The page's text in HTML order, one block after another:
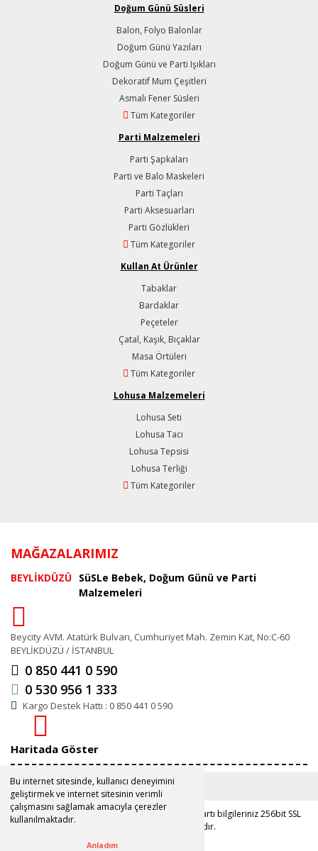
Bu internet sitesinde, kullanıcı deneyimini
geliştirmek ve internet sitesinin verimli
çalışmasını sağlamak amacıyla çerezler
kullanılmaktadır.
Anladım
Doğum Günü Süsleri
Balon, Folyo Balonlar
Doğum Günü Yazıları
Doğum Günü ve Parti Işıkları
Dekoratif Mum Çeşitleri
Asmalı Fener Süsleri
Tüm Kategoriler
Parti Malzemeleri
Parti Şapkaları
Parti ve Balo Maskeleri
Parti Taçları
Parti Aksesuarları
Parti Gözlükleri
Tüm Kategoriler
Kullan At Ürünler
Tabaklar
Bardaklar
Peçeteler
Çatal, Kaşık, Bıçaklar
Masa Örtüleri
Tüm Kategoriler
Lohusa Malzemeleri
Lohusa Seti
Lohusa Tacı
Lohusa Tepsisi
Lohusa Terliği
Tüm Kategoriler
MAĞAZALARIMIZ
BEYLİKDÜZÜ SüSLe Bebek, Doğum Günü ve Parti
Malzemeleri
Beycity AVM. Atatürk Bulvarı, Cumhuriyet Mah. Zemin Kat, No:C-60
BEYLİKDÜZÜ / İSTANBUL
0 850 441 0 590
0 530 956 1 333
Kargo Destek Hattı : 0 850 441 0 590
Haritada Göster
Copyright 2019 ©www.susle.com.tr
Kredi kartı bilgileriniz 256bit SSL
sertifikası ile korunmaktadır.